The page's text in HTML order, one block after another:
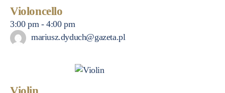
Violoncello
3:00 pm-4:00 pm
mariusz.dyduch@gazeta.pl